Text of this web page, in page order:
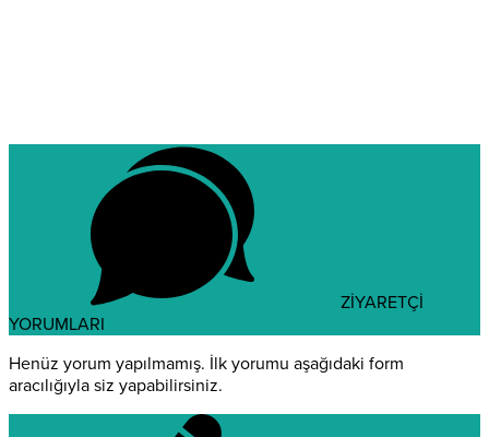
ZİYARETÇİ
YORUMLARI
Henüz yorum yapılmamış. İlk yorumu aşağıdaki form
aracılığıyla siz yapabilirsiniz.